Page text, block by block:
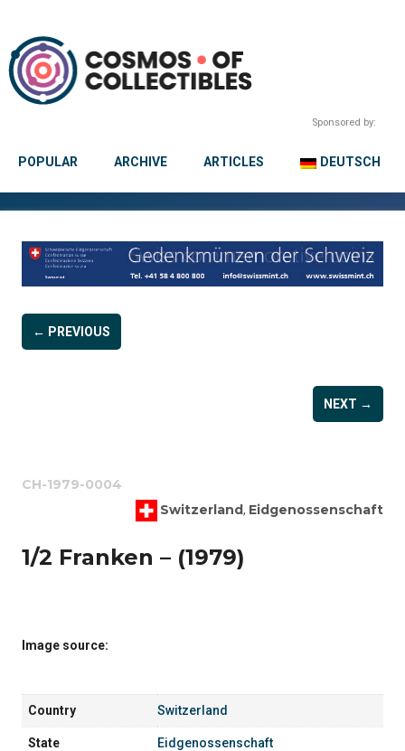
Sponsored by:
POPULAR ARCHIVE ARTICLES DEUTSCH
← PREVIOUS
NEXT →
CH-1979-0004
Switzerland, Eidgenossenschaft
1/2 Franken – (1979)
Image source:
Country Switzerland
State Eidgenossenschaft